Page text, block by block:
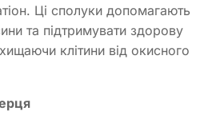
Ці сполуки допомагають
та підтримувати здорову
клітини від окисного